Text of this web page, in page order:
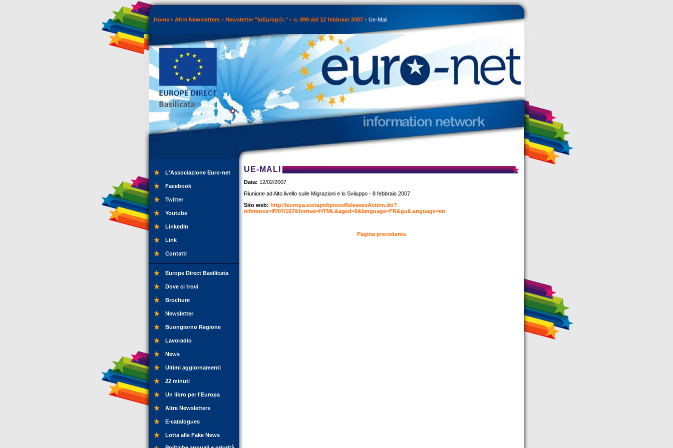
Home Altre Newsletters Newsletter "InEurop@." n. 899 del 12 febbraio 2007 Ue-Mali
L'Associazione Euro-net
Facebook
Twitter
Youtube
LinkedIn
Link
Contatti
Europe Direct Basilicata
Dove ci trovi
Brochure
Newsletter
Buongiorno Regione
Lavoradio
News
Ultimi aggiornamenti
22 minuti
Un libro per l'Europa
Altre Newsletters
E-catalogues
Lotta alle Fake News
UE-MALI
Data: 12/02/2007
Riunione ad Alto livello sulle Migrazioni e lo Sviluppo - 8 febbraio 2007
Sito web: http://europa.eu/rapid/pressReleasesAction.do?
reference=IP/07/167&format=HTML&aged=0&language=FR&guiLanguage=en
Pagina precedente